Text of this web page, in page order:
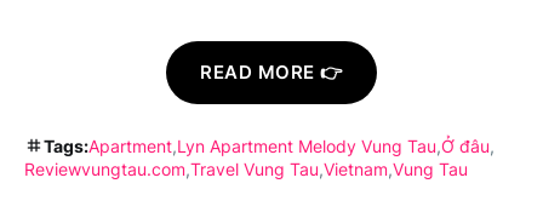
READ MORE 👉
Tags:Apartment Lyn Apartment Melody Vung Tau Ở đâu
Reviewvungtau.com Travel Vung Tau Vietnam Vung Tau